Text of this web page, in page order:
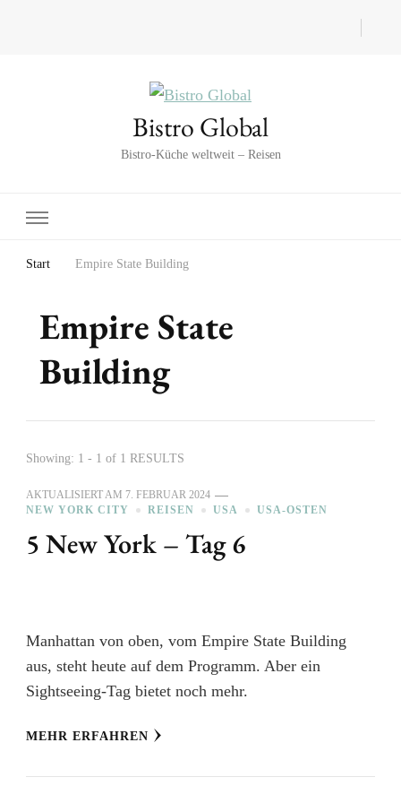
Bistro Global
Bistro-Küche weltweit – Reisen
Start Empire State Building
Empire State
Building
Showing: 1 - 1 of 1 RESULTS
AKTUALISIERT AM 7. FEBRUAR 2024
NEW YORK CITY
REISEN USA USA-OSTEN
5 New York – Tag 6
Manhattan von oben, vom Empire State Building
aus, steht heute auf dem Programm. Aber ein
Sightseeing-Tag bietet noch mehr.
MEHR ERFAHREN